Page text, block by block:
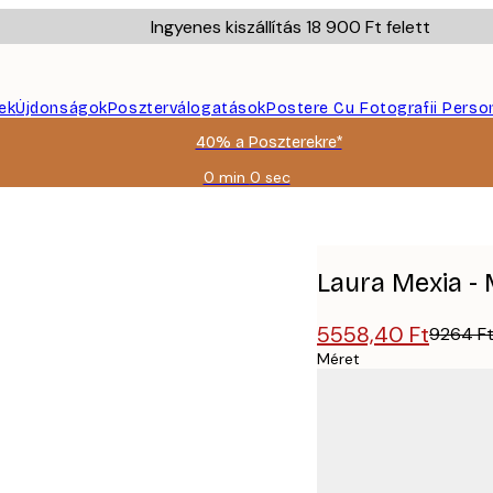
Ingyenes kiszállítás 18 900 Ft felett
ÚjdonságokPoszterválogatásokPostere Cu Fotografii
40% a Poszterekre*
0 min 0 sec
Érvényes:
Laura Mexia
5558,40 Ft9264 Ft
Méret